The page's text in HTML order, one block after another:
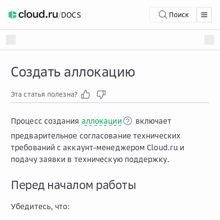
/DOCS Поиск
Создать аллокацию
Эта статья полезна?
Процесс создания аллокации
включает
предварительное согласование технических
требований с аккаунт-менеджером Cloud.ru и
подачу заявки в техническую поддержку.
Перед началом работы
Убедитесь, что: